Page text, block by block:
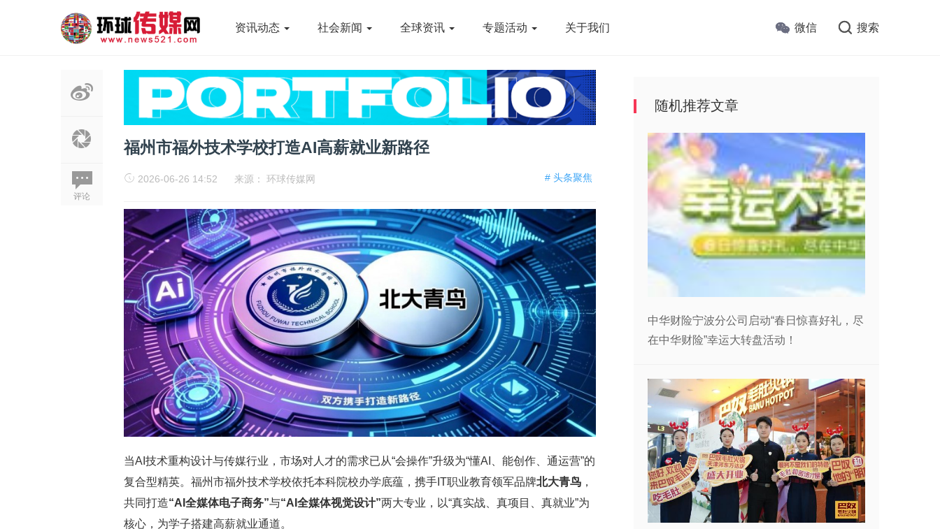
资讯动态 社会新闻 全球资讯 专题活动 关于我们 微信 搜索
评论
福州市福外技术学校打造AI高薪就业新路径
# 头条聚焦
2026-06-26 14:52 来源： 环球传媒网
当AI技术重构设计与传媒行业，市场对人才的需求已从“会操作”升级为“懂AI、能创作、通运营”的
复合型精英。福州市福外技术学校依托本科院校办学底蕴，携手IT职业教育领军品牌北大青鸟 ，
共同打造“AI全媒体电子商务”与“AI全媒体视觉设计”两大专业，以“真实战、真项目、真就业”为
核心，为学子搭建高薪就业通道。
随机推荐文章
中华财险宁波分公司启动“春日惊喜好礼，尽
在中华财险”幸运大转盘活动！